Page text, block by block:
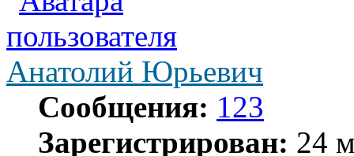
Анатолий Юрьевич
Сообщения: 123
Зарегистрирован: 24